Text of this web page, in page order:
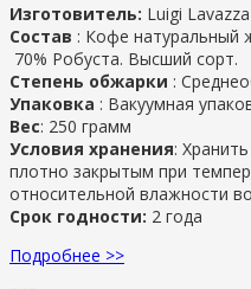
Изготовитель: Luigi
Состав : Кофе натуральный
70% Робуста. Высший сорт.
Степень обжарки :
Упаковка : Вакуумная
Вес: 250 грамм
Условия хранения:
плотно закрытым при
относительной влажности
Срок годности: 2 года
Подробнее >>